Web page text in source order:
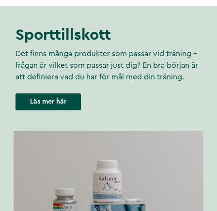
Sporttillskott
Det finns många produkter som passar vid träning –
frågan är vilket som passar just dig? En bra början är
att definiera vad du har för mål med din träning.
Läs mer här